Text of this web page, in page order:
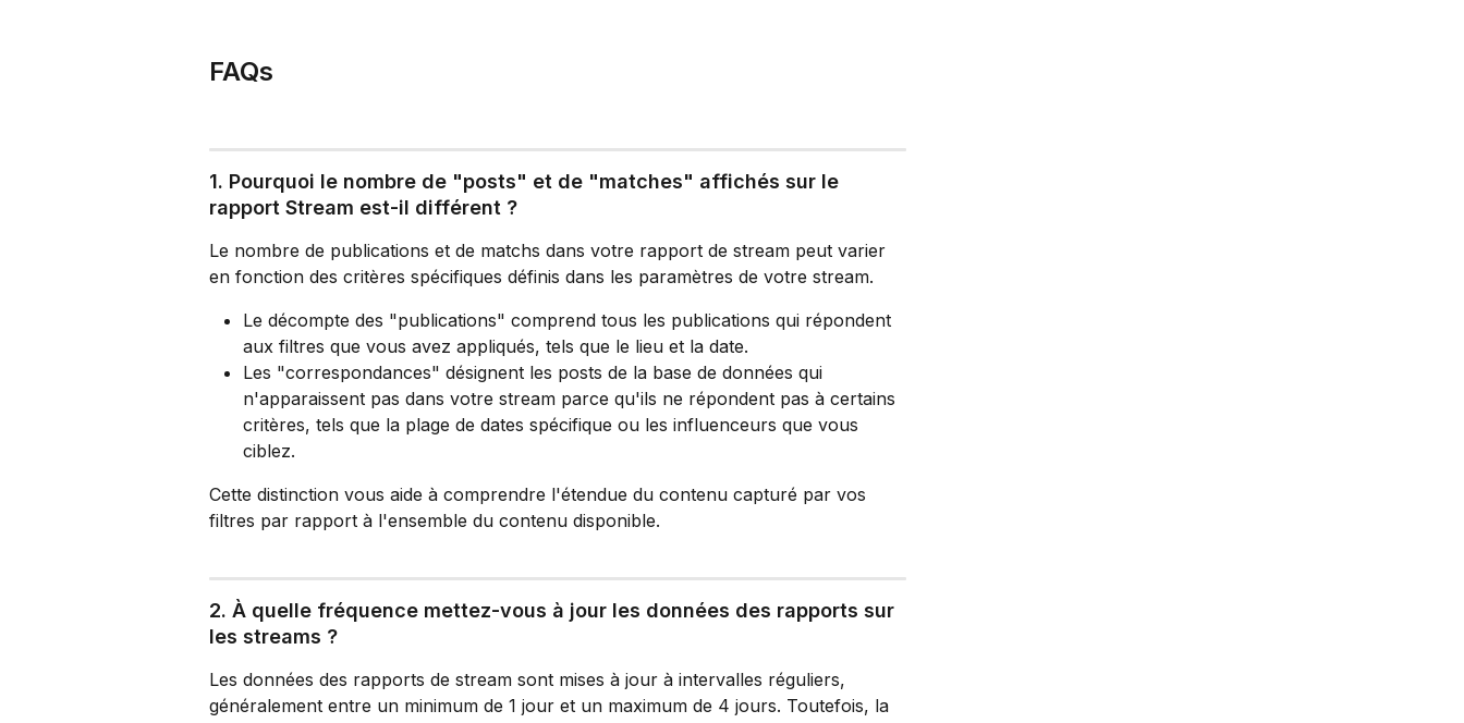
FAQs
1. Pourquoi le nombre de "posts" et de "matches" affichés sur le
rapport Stream est-il différent ?
Le nombre de publications et de matchs dans votre rapport de stream peut varier
en fonction des critères spécifiques définis dans les paramètres de votre stream.
Le décompte des "publications" comprend tous les publications qui répondent
aux filtres que vous avez appliqués, tels que le lieu et la date.
Les "correspondances" désignent les posts de la base de données qui
n'apparaissent pas dans votre stream parce qu'ils ne répondent pas à certains
critères, tels que la plage de dates spécifique ou les influenceurs que vous
ciblez.
Cette distinction vous aide à comprendre l'étendue du contenu capturé par vos
filtres par rapport à l'ensemble du contenu disponible.
2. À quelle fréquence mettez-vous à jour les données des rapports sur
les streams ?
Les données des rapports de stream sont mises à jour à intervalles réguliers,
généralement entre un minimum de 1 jour et un maximum de 4 jours. Toutefois, la